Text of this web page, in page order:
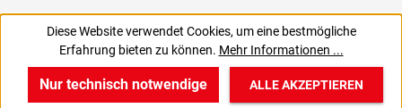
Diese Website verwendet Cookies, um eine bestmögliche
Erfahrung bieten zu können. Mehr Informationen ...
Nur technisch notwendige ALLE AKZEPTIEREN